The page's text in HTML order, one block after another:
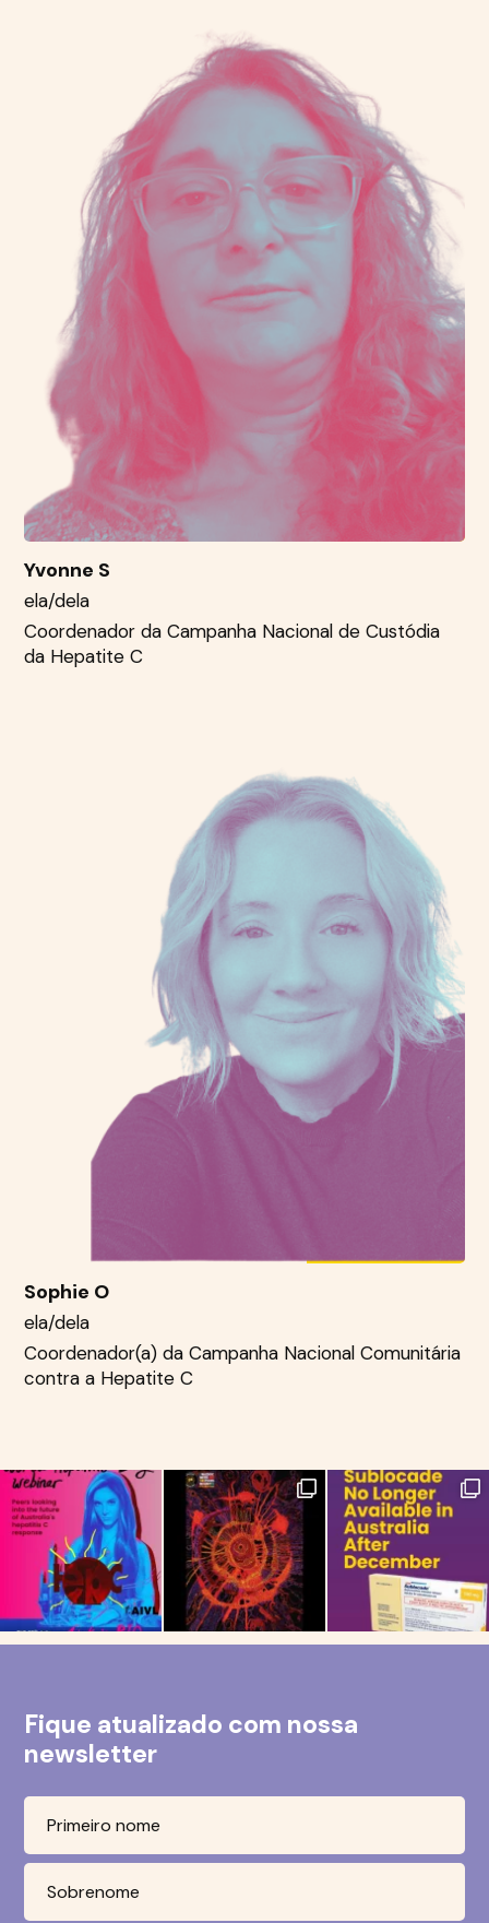
Yvonne S
ela/dela
Coordenador da Campanha Nacional de Custódia
da Hepatite C
Sophie O
ela/dela
Coordenador(a) da Campanha Nacional Comunitária
contra a Hepatite C
Fique atualizado com nossa
newsletter